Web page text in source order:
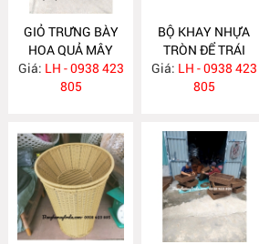
GIỎ TRƯNG BÀY
HOA QUẢ MÂY
NHỰA NH398
Giá: LH - 0938 423
805
BỘ KHAY NHỰA
TRÒN ĐỂ TRÁI
CÂY SIÊU THỊ
MÂY NHỰA
Giá: LH - 0938 423
805